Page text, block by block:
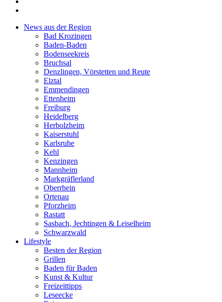
News aus der Region
Bad Krozingen
Baden-Baden
Bodenseekreis
Bruchsal
Denzlingen, Vörstetten und Reute
Elztal
Emmendingen
Ettenheim
Freiburg
Heidelberg
Herbolzheim
Kaiserstuhl
Karlsruhe
Kehl
Kenzingen
Mannheim
Markgräflerland
Oberrhein
Ortenau
Pforzheim
Rastatt
Sasbach, Jechtingen & Leiselheim
Schwarzwald
Lifestyle
Besten der Region
Grillen
Baden für Baden
Kunst & Kultur
Freizeittipps
Leseecke